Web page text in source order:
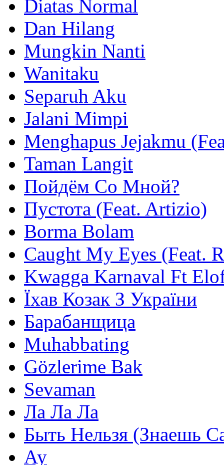
Diatas Normal
Dan Hilang
Mungkin Nanti
Wanitaku
Separuh Aku
Jalani Mimpi
Menghapus Jejakmu
Taman Langit
Пойдём Со Мной?
Пустота (Feat. Artizio)
Borma Bolam
Caught My Eyes (Feat.
Kwagga Karnaval Ft
Їхав Козак З України
Барабанщица
Muhabbating
Gözlerime Bak
Sevaman
Ла Ла Ла
Быть Нельзя (Знаешь
Ау